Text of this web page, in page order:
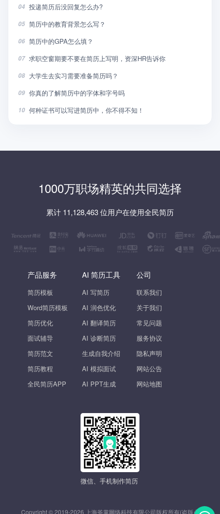
04 投递简历后没回复怎么办?
05 简历中的教育背景怎么写？
06 简历中的GPA怎么填？
07 求职空窗期要不要在简历上写明，资深HR告诉你
08 大学生去实习需要准备简历吗？
09 你真的了解简历中的字体和字号吗
10 何种证书可以写进简历中，你不得不知！
1000万职场精英的共同选择
累计 11,128,463 位用户在使用全民简历
产品服务
简历模板
Word简历模板
简历优化
面试辅导
简历范文
简历教程
全民简历APP
AI 简历工具
AI 写简历
AI 润色优化
AI 翻译简历
AI 诊断简历
生成自我介绍
AI 模拟面试
AI PPT生成
公司
联系我们
关于我们
常见问题
服务协议
隐私声明
网站公告
网站地图
微信、手机制作简历
Copyright © 2019-2026 上海斧掌网络科技有限公司版权所有(盗版必